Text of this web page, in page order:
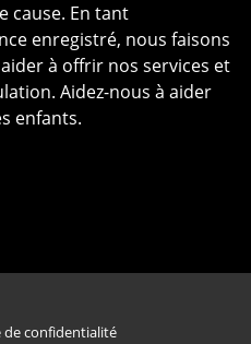
cause. En tant
enregistré, nous faisons
à offrir nos services et
Aidez-nous à aider
enfants.
de confidentialité